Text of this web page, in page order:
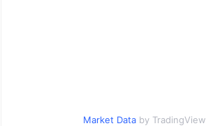
Market Databy TradingView